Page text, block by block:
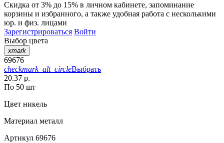
Скидка от 3% до 15% в личном кабинете, запоминание
корзины и избранного, а также удобная работа с несколькими
юр. и физ. лицами
Зарегистрироваться Войти
Выбор цвета
xmark
69676
checkmark_alt_circleВыбрать
20.37 р.
По 50 шт
Цвет никель
Материал металл
Артикул 69676